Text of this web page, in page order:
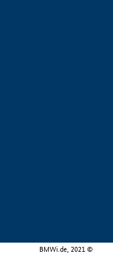
BMWi.de, 2021 ©